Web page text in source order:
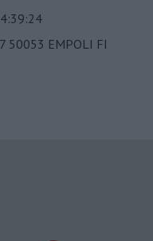
50053 EMPOLI FI